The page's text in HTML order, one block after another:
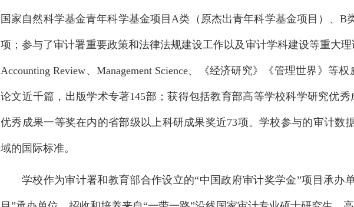
国家自然科学基金青年科学基金项目A类（原杰出青年科学基金项目）、
项；参与了审计署重要政策和法律法规建设工作以及审计学科建设等重大理
Accounting Review、Management Science、《经济研究》《管理世界》等
论文近千篇，出版学术专著145部；获得包括教育部高等学校科学研究优
优秀成果一等奖在内的省部级以上科研成果奖近73项。学校参与的审计数
域的国际标准。
学校作为审计署和教育部合作设立的“中国政府审计奖学金”项目承办